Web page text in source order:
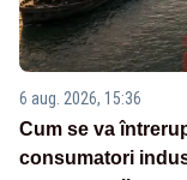
6 aug. 2026, 15:36
Cum se va
consumatori